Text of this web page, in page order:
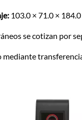
103.0 × 71.0 × 184.0
se cotizan por